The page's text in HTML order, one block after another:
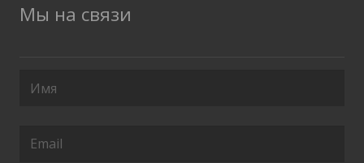
Мы на связи